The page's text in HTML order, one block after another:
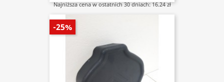
Najniższa cena w ostatnich 30 dniach: 16.24 zł
-25%